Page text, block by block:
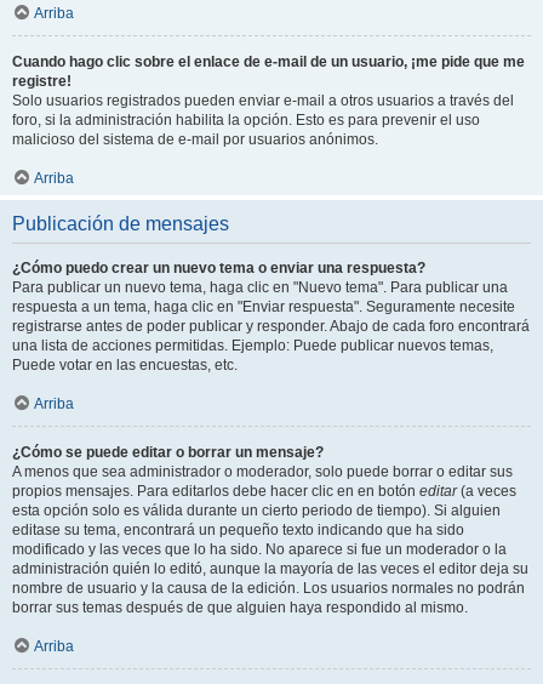
Arriba
Cuando hago clic sobre el enlace de e-mail de un usuario, ¡me pide que me
registre!
Solo usuarios registrados pueden enviar e-mail a otros usuarios a través del
foro, si la administración habilita la opción. Esto es para prevenir el uso
malicioso del sistema de e-mail por usuarios anónimos.
Arriba
Publicación de mensajes
¿Cómo puedo crear un nuevo tema o enviar una respuesta?
Para publicar un nuevo tema, haga clic en "Nuevo tema". Para publicar una
respuesta a un tema, haga clic en "Enviar respuesta". Seguramente necesite
registrarse antes de poder publicar y responder. Abajo de cada foro encontrará
una lista de acciones permitidas. Ejemplo: Puede publicar nuevos temas,
Puede votar en las encuestas, etc.
Arriba
¿Cómo se puede editar o borrar un mensaje?
A menos que sea administrador o moderador, solo puede borrar o editar sus
propios mensajes. Para editarlos debe hacer clic en en botón editar(a veces
esta opción solo es válida durante un cierto periodo de tiempo). Si alguien
editase su tema, encontrará un pequeño texto indicando que ha sido
modificado y las veces que lo ha sido. No aparece si fue un moderador o la
administración quién lo editó, aunque la mayoría de las veces el editor deja su
nombre de usuario y la causa de la edición. Los usuarios normales no podrán
borrar sus temas después de que alguien haya respondido al mismo.
Arriba